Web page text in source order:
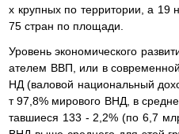
х крупных по территории, а 19
75 стран по площади.
Уровень экономического
ателем ВВП, или в
НД (валовой национальный
т 97,8% мирового ВНД, в
тавшиеся 133 - 2,2% (по 6,7